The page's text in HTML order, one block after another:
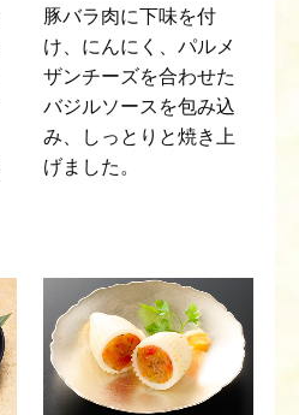
豚バラ肉に下味を付
け、にんにく、パルメ
ザンチーズを合わせた
バジルソースを包み込
み、しっとりと焼き上
げました。